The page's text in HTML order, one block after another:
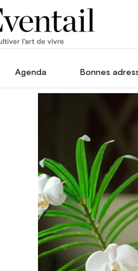
Agenda Bonnes